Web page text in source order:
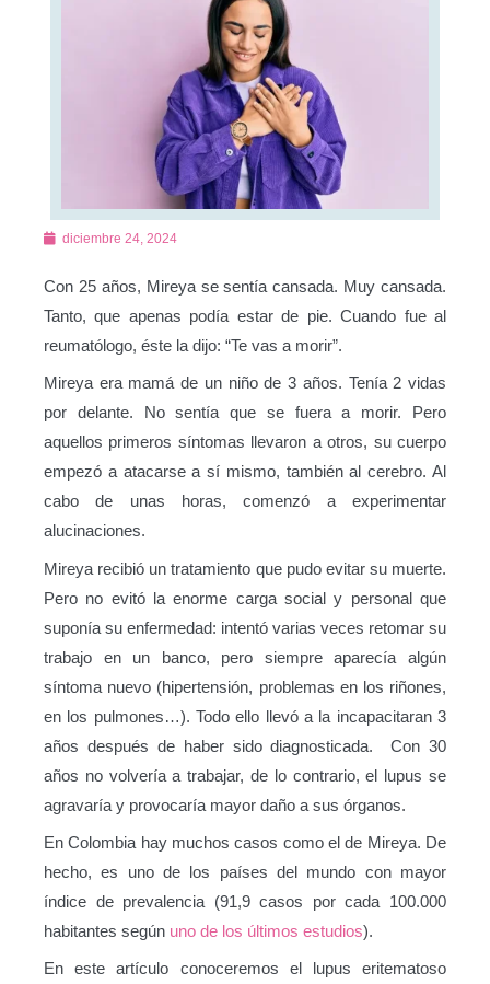
diciembre 24, 2024
Con 25 años, Mireya se sentía cansada. Muy cansada.
Tanto, que apenas podía estar de pie. Cuando fue al
reumatólogo, éste la dijo: “Te vas a morir”.
Mireya era mamá de un niño de 3 años. Tenía 2 vidas
por delante. No sentía que se fuera a morir. Pero
aquellos primeros síntomas llevaron a otros, su cuerpo
empezó a atacarse a sí mismo, también al cerebro. Al
cabo de unas horas, comenzó a experimentar
alucinaciones.
Mireya recibió un tratamiento que pudo evitar su muerte.
Pero no evitó la enorme carga social y personal que
suponía su enfermedad: intentó varias veces retomar su
trabajo en un banco, pero siempre aparecía algún
síntoma nuevo (hipertensión, problemas en los riñones,
en los pulmones…). Todo ello llevó a la incapacitaran 3
años después de haber sido diagnosticada. Con 30
años no volvería a trabajar, de lo contrario, el lupus se
agravaría y provocaría mayor daño a sus órganos.
En Colombia hay muchos casos como el de Mireya. De
hecho, es uno de los países del mundo con mayor
índice de prevalencia (91,9 casos por cada 100.000
habitantes según uno de los últimos estudios).
En este artículo conoceremos el lupus eritematoso